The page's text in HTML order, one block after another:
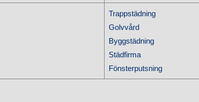
Trappstädning
Golvvård
Byggstädning
Städfirma
Fönsterputsning